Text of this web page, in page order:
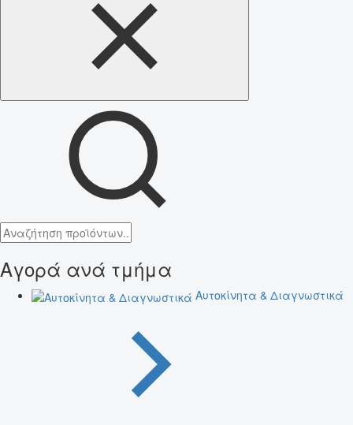
Αγορά ανά τμήμα
Αυτοκίνητα & Διαγνωστικά